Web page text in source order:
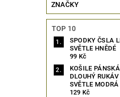
ZNAČKY
TOP 10
SPODKY ČSLA
SVĚTLE HNĚDÉ
99 Kč
KOŠILE
DLOUHÝ
SVĚTLE MODRÁ
129 Kč